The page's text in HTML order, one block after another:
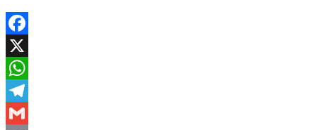
Facebook
X
WhatsApp
Telegram